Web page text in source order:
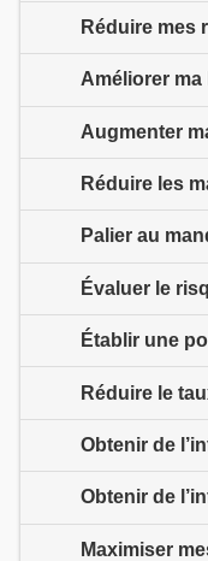
Réduire mes
Améliorer
Augmenter
Réduire les
Palier au
Évaluer le
Établir une
Réduire le
Obtenir de
Maximiser